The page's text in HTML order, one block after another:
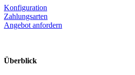
Konfiguration
Zahlungsarten
Angebot anfordern
Überblick